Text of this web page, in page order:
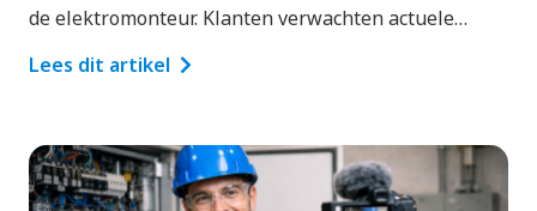
de elektromonteur. Klanten verwachten actuele…
Lees dit artikel